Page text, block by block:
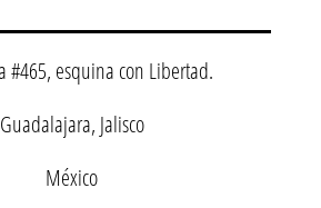
#465, esquina con Libertad.
Guadalajara, Jalisco
México